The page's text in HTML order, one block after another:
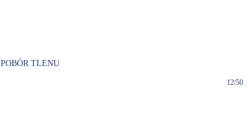
POBÓR TLENU
12/50